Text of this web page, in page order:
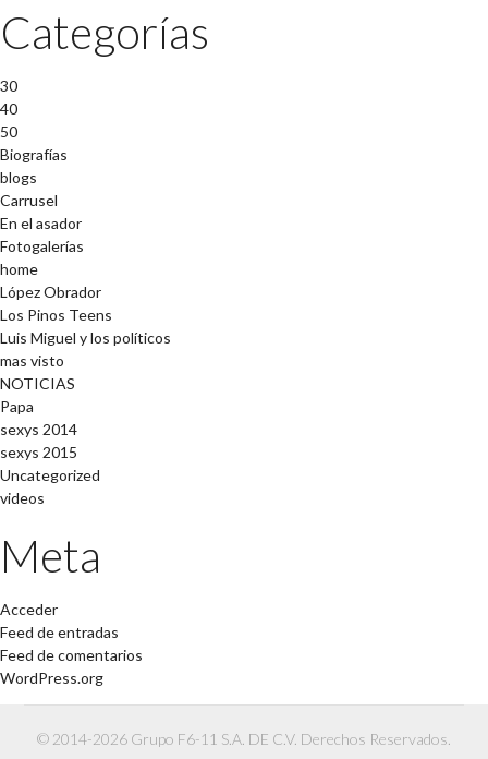
Categorías
30
40
50
Biografías
blogs
Carrusel
En el asador
Fotogalerías
home
López Obrador
Los Pinos Teens
Luis Miguel y los políticos
mas visto
NOTICIAS
Papa
sexys 2014
sexys 2015
Uncategorized
videos
Meta
Acceder
Feed de entradas
Feed de comentarios
WordPress.org
© 2014-2026 Grupo F6-11 S.A. DE C.V. Derechos Reservados.